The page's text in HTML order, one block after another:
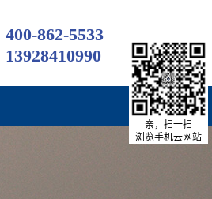
400-862-5533
13928410990
亲，扫一扫
浏览手机云网站